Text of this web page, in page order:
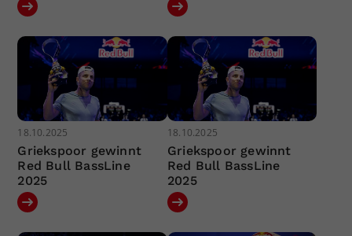
18.10.2025
Griekspoor gewinnt
Red Bull BassLine
2025
18.10.2025
Griekspoor gewinnt
Red Bull BassLine
2025